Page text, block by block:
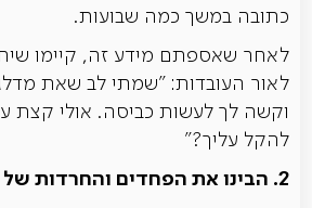
כתובה במשך כמה שבועות.
לאחר שאספתם מידע זה, קיימו
לאור העובדות: "שמתי לב שאת
וקשה לך לעשות כביסה. אולי קצת
להקל עליך?"
2. הבינו את הפחדים והחרדות של המבוגר